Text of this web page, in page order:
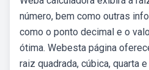
número, bem como outras
como o ponto decimal e o
ótima. Webesta página
raiz quadrada, cúbica, quarta